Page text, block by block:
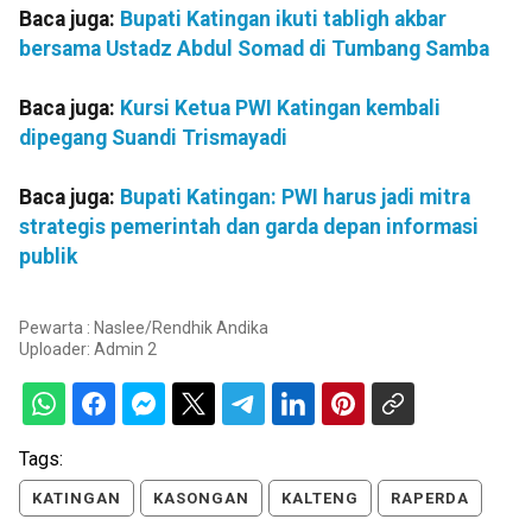
Baca juga: Bupati Katingan ikuti tabligh akbar
bersama Ustadz Abdul Somad di Tumbang Samba
Baca juga: Kursi Ketua PWI Katingan kembali
dipegang Suandi Trismayadi
Baca juga: Bupati Katingan: PWI harus jadi mitra
strategis pemerintah dan garda depan informasi
publik
Pewarta : Naslee/Rendhik Andika
Uploader: Admin 2
Tags:
KATINGAN KASONGAN KALTENG RAPERDA